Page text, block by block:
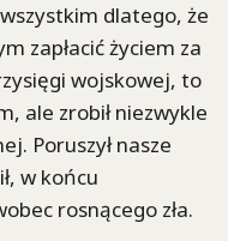
dlatego, że
zapłacić życiem za
wojskowej, to
ale zrobił niezwykle
Poruszył nasze
w końcu
rosnącego zła.